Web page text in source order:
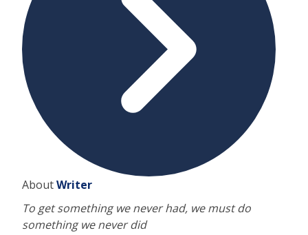
AboutWriter
To get something we never had, we must do
something we never did